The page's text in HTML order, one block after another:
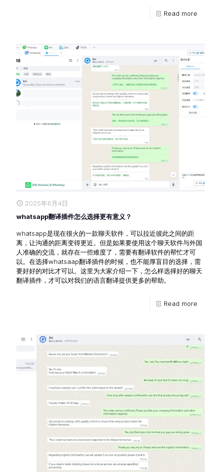
Read more
2025年6月4日
whatsapp翻译插件怎么选择更有意义？
whatsapp是现在很火的一款聊天软件，可以拉近彼此之间的距
离，让沟通的距离变得更近。但是如果要使用这个聊天软件与外国
人准确的交流，就存在一些难度了，需要有翻译软件的帮忙才可
以。在选择whatsaap翻译插件的时候，也不能厚盲目的选择，需
要好好的对比才可以。这里为大家介绍一下，怎么样选择好的聊天
翻译插件，才可以对我们的语言翻译提供更多的帮助。
Read more